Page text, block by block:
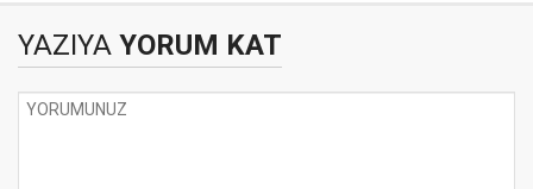
YAZIYA YORUM KAT